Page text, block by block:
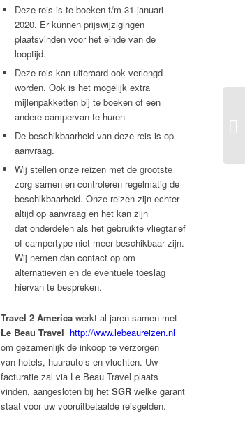
Deze reis is te boeken t/m 31 januari
2020. Er kunnen prijswijzigingen
plaatsvinden voor het einde van de
looptijd.
Deze reis kan uiteraard ook verlengd
worden. Ook is het mogelijk extra
mijlenpakketten bij te boeken of een
andere campervan te huren
De beschikbaarheid van deze reis is op
aanvraag.
Wij stellen onze reizen met de grootste
zorg samen en controleren regelmatig de
beschikbaarheid. Onze reizen zijn echter
altijd op aanvraag en het kan zijn
dat onderdelen als het gebruikte vliegtarief
of campertype niet meer beschikbaar zijn.
Wij nemen dan contact op om
alternatieven en de eventuele toeslag
hiervan te bespreken.
Travel 2 America werkt al jaren samen met
Le Beau Travel http://www.lebeaureizen.nl
om gezamenlijk de inkoop te verzorgen
van hotels, huurauto’s en vluchten. Uw
facturatie zal via Le Beau Travel plaats
vinden, aangesloten bij hetSGR welke garant
staat voor uw vooruitbetaalde reisgelden.